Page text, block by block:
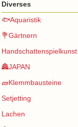
Diverses
🐟Aquaristik
💐Gärtnern
Handschattenspielkunst
🏯JAPAN
🧱Klemmbausteine
Setjetting
Lachen